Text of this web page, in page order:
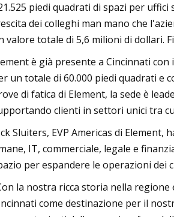
piedi quadrati di spazi per
dei colleghi man mano che
valore totale di 5,6 milioni di dollari.
è già presente a Cincinnati
un totale di 60.000 piedi quadrati e
di fatica di Element, la sede è
clienti in settori unici tra
Sluiters, EVP Americas di
IT, commerciale, legale e
per espandere le operazioni dei
la nostra ricca storia nella
come destinazione per il